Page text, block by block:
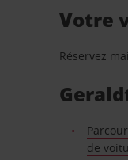
Votre
Réservez
de